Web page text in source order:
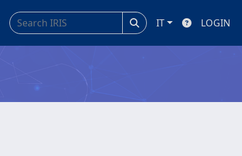
IT LOGIN